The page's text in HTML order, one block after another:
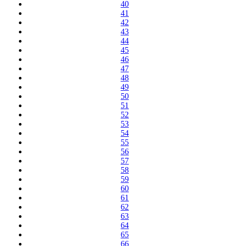
40
41
42
43
44
45
46
47
48
49
50
51
52
53
54
55
56
57
58
59
60
61
62
63
64
65
66